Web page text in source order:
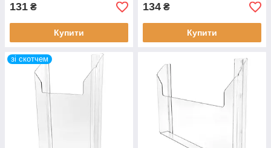
131 ₴
Купити
134 ₴
Купити
зі скотчем